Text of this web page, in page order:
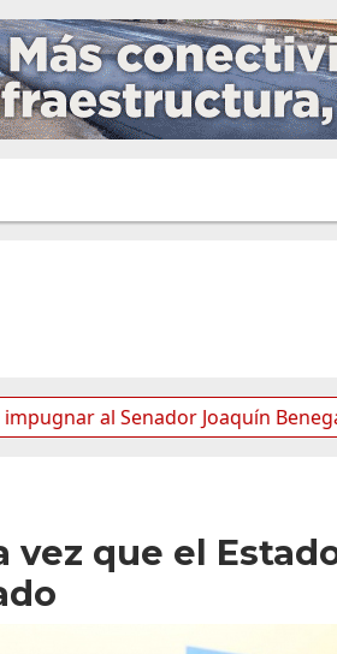
Senador Joaquín Benegas Lynch
vez que el